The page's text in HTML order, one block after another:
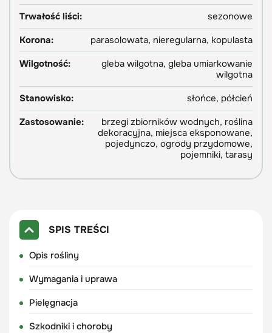
Trwałość liści:
sezonowe
Korona:
parasolowata, nieregularna, kopulasta
Wilgotność:
gleba wilgotna, gleba umiarkowanie
wilgotna
Stanowisko:
słońce, półcień
Zastosowanie:
brzegi zbiorników wodnych, roślina
dekoracyjna, miejsca eksponowane,
pojedynczo, ogrody przydomowe,
pojemniki, tarasy
SPIS TREŚCI
Opis rośliny
Wymagania i uprawa
Pielęgnacja
Szkodniki i choroby